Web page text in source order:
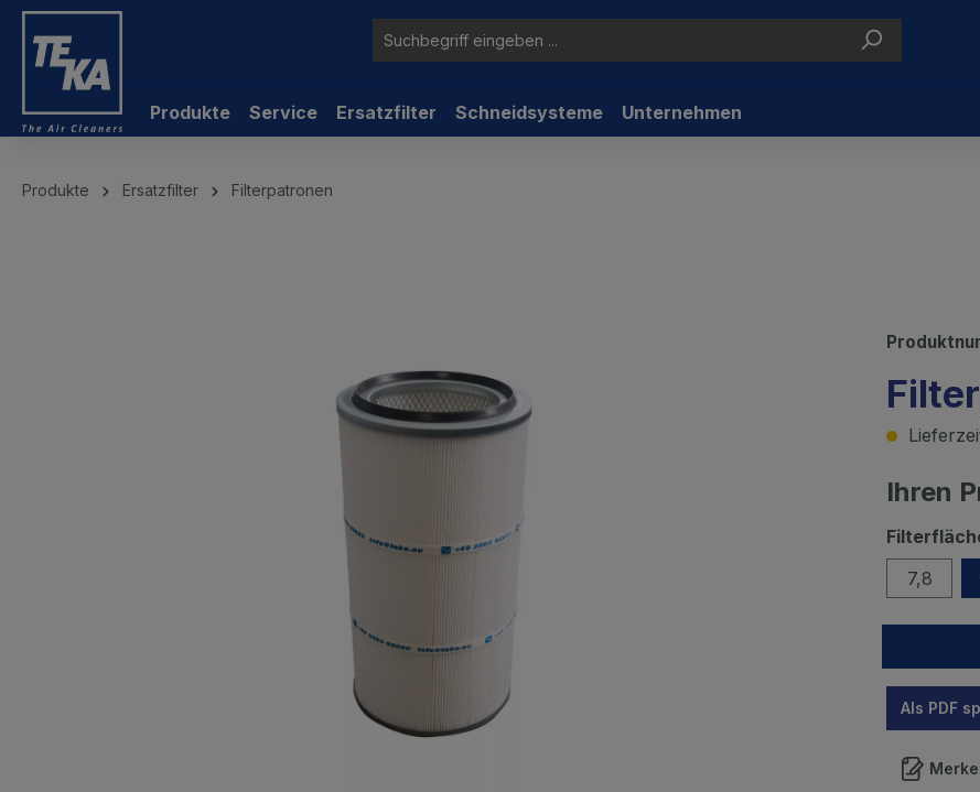
Produkte Service Ersatzfilter Schneidsysteme Unternehmen
Produkte Ersatzfilter Filterpatronen
Ihren
7,8
Als PDF